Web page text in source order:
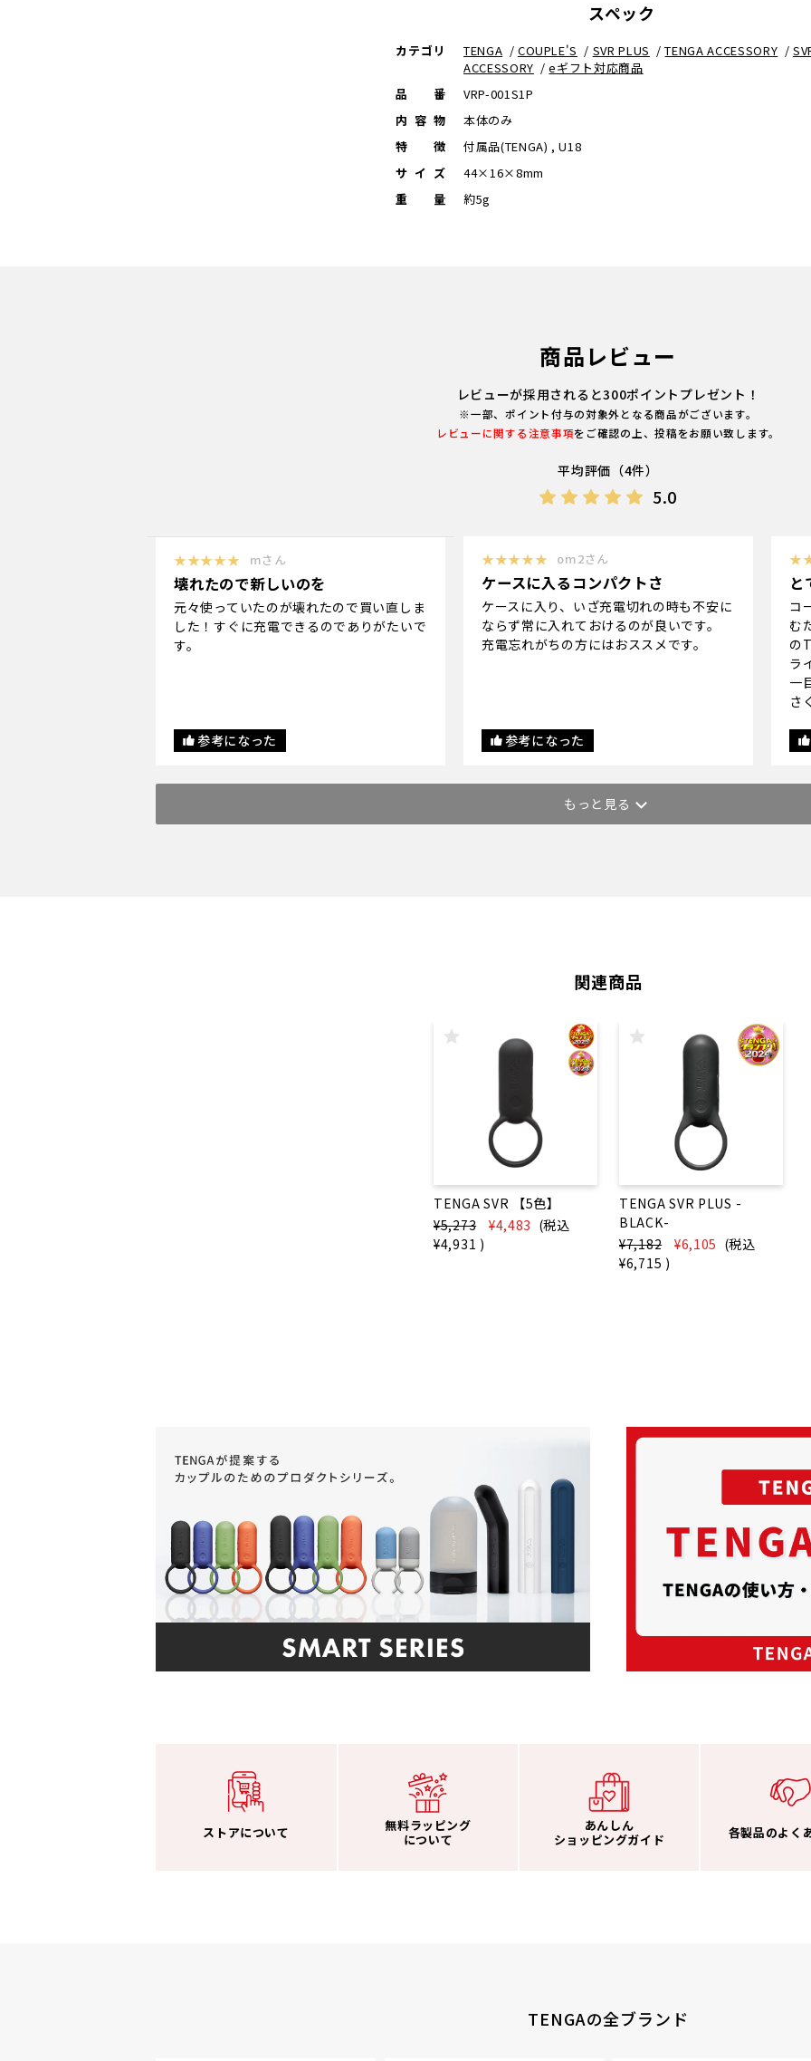
スペック
カテゴリ TENGA / COUPLE'S / SVR PLUS /TENGA ACCESSORY /
ACCESSORY /eギフト対応商品
品番
VRP-001S1P
内容物
本体のみ
特徴
付属品(TENGA) , U18
サイズ
44×16×8mm
重量
約5g
商品レビュー
レビューが採用されると300ポイントプレゼント！
※一部、ポイント付与の対象外となる商品がございます。
レビューに関する注意事項をご確認の上、投稿をお願い致します。
平均評価（4件）
5.0
★★★★★ mさん
壊れたので新しいのを
元々使っていたのが壊れたので買い直しま
した！すぐに充電できるのでありがたいで
す。
参考になった
★★★★★ om2さん
ケースに入るコンパクトさ
ケースに入り、いざ充電切れの時も不安に
ならず常に入れておけるのが良いです。
充電忘れがちの方にはおススメです。
参考になった
と
コ
む
の
ラ
一
さ
もっと見る
関連商品
TENGA SVR 【5色】
¥5,273
¥4,483 (税込
¥4,931 )
TENGA SVR PLUS -
BLACK-
¥7,182
¥6,105 (税込
¥6,715 )
ストアについて
無料ラッピング
について
あんしん
ショッピングガイド
各製品のよく
TENGAの全ブランド